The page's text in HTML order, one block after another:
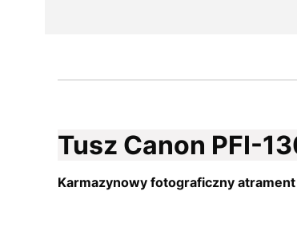
Tusz Canon PFI-
Karmazynowy fotograficzny